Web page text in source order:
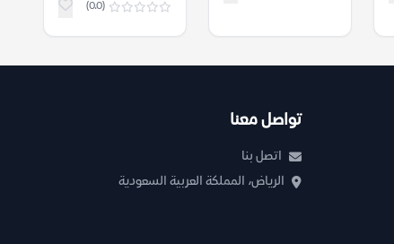
(0.0)
تواصل معنا
اتصل بنا
الرياض، المملكة العربية السعودية